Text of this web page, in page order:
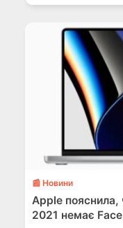
📰 Новини
Apple пояснила,
2021 немає